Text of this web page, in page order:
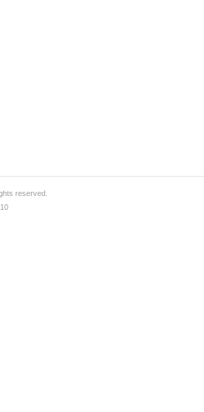
reserved.